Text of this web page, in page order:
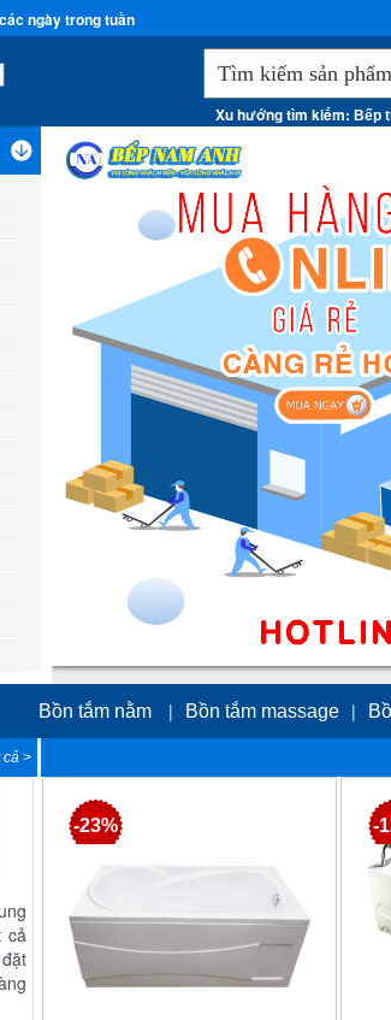
ngày trong tuần
Xu hướng tìm kiếm: Bếp
Bồn tắm massage |
Bồn tắm nằm |
Bồn tắm
Bồn tắm góc massage
cả >
cả
-23% -